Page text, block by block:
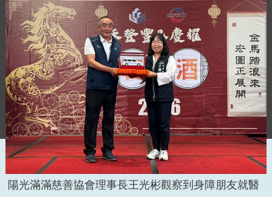
陽光滿滿慈善協會理事長王光彬觀察到身障朋友就醫